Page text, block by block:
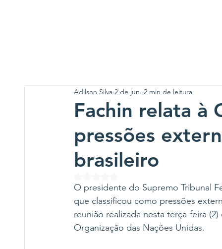
Fachin relata à
pressões
brasileiro
Adilson Silva 2 de jun. 2 min de leitura
O presidente do Supremo Tribunal
que classificou como pressões
reunião realizada nesta terça-feira
Organização das Nações Unidas.